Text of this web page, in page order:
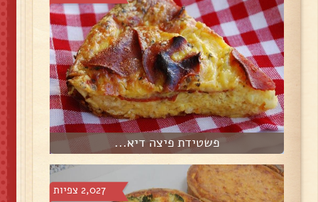
פשטידת פיצה דיא...
2,027 צפיות